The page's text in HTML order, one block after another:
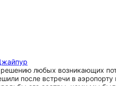
любых возникающих
после встречи в